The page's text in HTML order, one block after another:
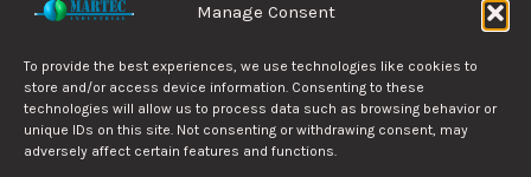
Manage Consent
To provide the best experiences, we use technologies like cookies to
store and/or access device information. Consenting to these
technologies will allow us to process data such as browsing behavior or
unique IDs on this site. Not consenting or withdrawing consent, may
adversely affect certain features and functions.
Politica de confidențialitate
Politica de cookie-uri